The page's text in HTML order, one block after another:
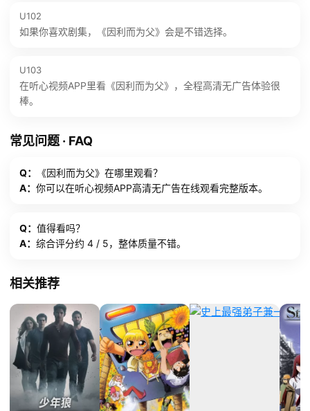
U102
如果你喜欢剧集，《因利而为父》会是不错选择。
U103
在听心视频APP里看《因利而为父》，全程高清无广告体验很
棒。
常见问题 · FAQ
Q：
《因利而为父》在哪里观看？
A： 你可以在听心视频APP高清无广告在线观看完整版本。
Q： 值得看吗？
A： 综合评分约 4 / 5，整体质量不错。
相关推荐